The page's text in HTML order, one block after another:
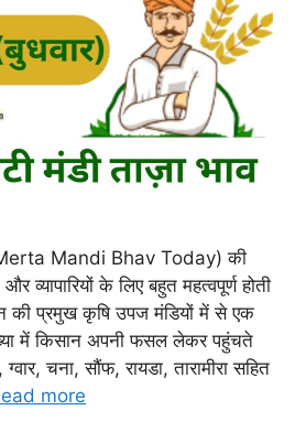
Mandi Bhav Today) की
व्यापारियों के लिए बहुत महत्वपूर्ण होती
की प्रमुख कृषि उपज मंडियों में से एक
में किसान अपनी फसल लेकर पहुंचते
चना, सौंफ, रायडा, तारामीरा सहित
more